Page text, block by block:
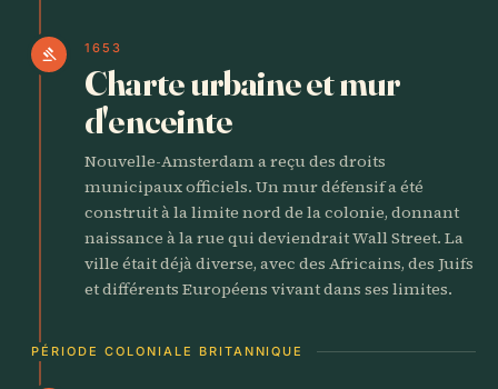
gavel 1653
Charte urbaine et mur
d'enceinte
Nouvelle-Amsterdam a reçu des droits
municipaux officiels. Un mur défensif a été
construit à la limite nord de la colonie, donnant
naissance à la rue qui deviendrait Wall Street. La
ville était déjà diverse, avec des Africains, des Juifs
et différents Européens vivant dans ses limites.
PÉRIODE COLONIALE BRITANNIQUE